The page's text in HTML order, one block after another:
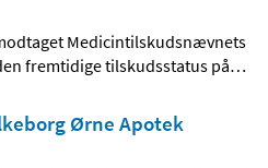
Medicintilskudsnævnets
fremtidige tilskudsstatus på…
Ørne Apotek